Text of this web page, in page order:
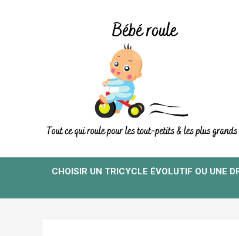
CHOISIR UN TRICYCLE ÉVOLUTIF OU UNE